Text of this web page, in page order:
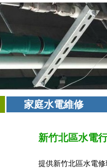
家庭水電維修
新竹北區水電
提供新竹北區水電